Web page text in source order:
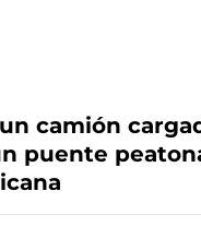
camión
puente